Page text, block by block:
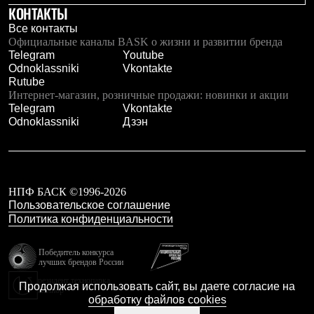
Чуни
Уход за обувью
Аксессуары
Головные уборы
Шапки
Балаклавы и маски
Кепки и бейсболки
Повязки
Шарфы
Носки
Полезные аксессуары
Брелки
Ремни
Шевроны
Опушки
Термоковрики
Уход за одеждой
В Арктику
КОНТАКТЫ
Все контакты
Официальные каналы BASK о жизни и развитии бренда
Telegram
Youtube
Odnoklassniki
Vkontakte
Rutube
Интернет-магазин, розничные продажи: новинки и акции
Telegram
Vkontakte
Odnoklassniki
Дзэн
НПФ БАСК ©1996-2026
Пользовательское соглашение
Политика конфиденциальности
Победитель конкурса
лучших брендов России
Калибр
Продолжая использовать сайт, вы даете согласие на
обработку файлов cookies